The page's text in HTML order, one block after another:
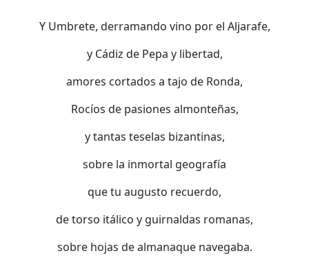
Y Umbrete, derramando vino por el Aljarafe,
y Cádiz de Pepa y libertad,
amores cortados a tajo de Ronda,
Rocíos de pasiones almonteñas,
y tantas teselas bizantinas,
sobre la inmortal geografía
que tu augusto recuerdo,
de torso itálico y guirnaldas romanas,
sobre hojas de almanaque navegaba.